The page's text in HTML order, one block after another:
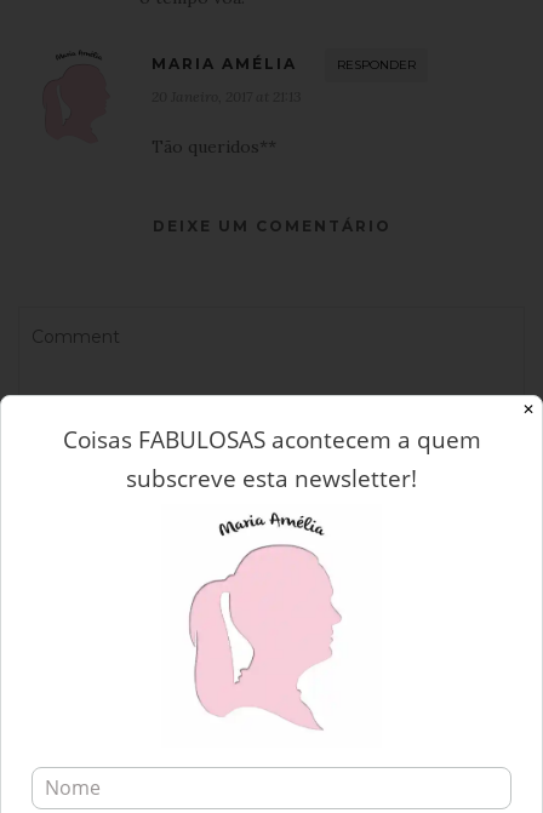
MARIA AMÉLIA RESPONDER
Tão queridos**
DEIXE UM COMENTÁRIO
✕
Coisas FABULOSAS acontecem a quem
subscreve esta newsletter!